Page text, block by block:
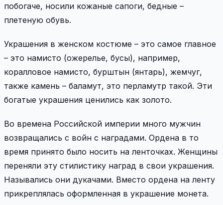
побогаче, носили кожаные сапоги, бедные –
плетеную обувь.
Украшения в женском костюме – это самое главное
– это намисто (ожерелье, бусы), например,
коралловое намисто, бурштын (янтарь), жемчуг,
также камень – баламут, это перламутр такой. Эти
богатые украшения ценились как золото.
Во времена Российской империи много мужчин
возвращались с вой­н с наградами. Ордена в то
время принято было носить на ленточках. Женщины
переняли эту стилистику наград в свои украшения.
Назывались они дукачами. Вместо ордена на ленту
прикреплялась оформленная в украшение монета.